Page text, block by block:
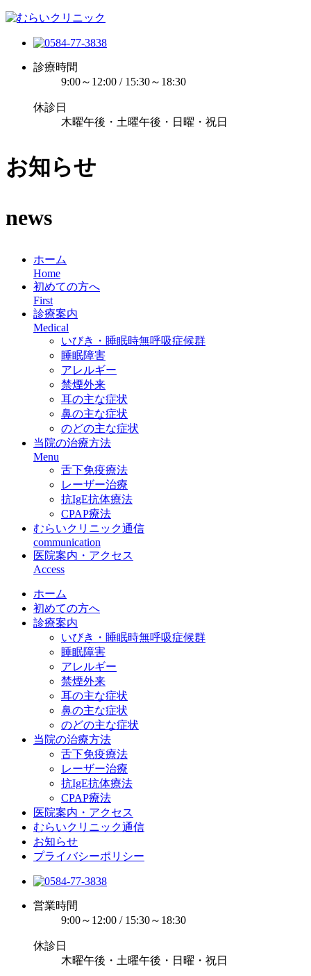
診療時間
9:00～12:00 / 15:30～18:30
休診日
木曜午後・土曜午後・日曜・祝日
お知らせ
news
ホーム
Home
初めての方へ
First
診療案内
Medical
いびき・睡眠時無呼吸症候群
睡眠障害
アレルギー
禁煙外来
耳の主な症状
鼻の主な症状
のどの主な症状
当院の治療方法
Menu
舌下免疫療法
レーザー治療
抗IgE抗体療法
CPAP療法
むらいクリニック通信
communication
医院案内・アクセス
Access
ホーム
初めての方へ
診療案内
いびき・睡眠時無呼吸症候群
睡眠障害
アレルギー
禁煙外来
耳の主な症状
鼻の主な症状
のどの主な症状
当院の治療方法
舌下免疫療法
レーザー治療
抗IgE抗体療法
CPAP療法
医院案内・アクセス
むらいクリニック通信
お知らせ
プライバシーポリシー
営業時間
9:00～12:00 / 15:30～18:30
休診日
木曜午後・土曜午後・日曜・祝日